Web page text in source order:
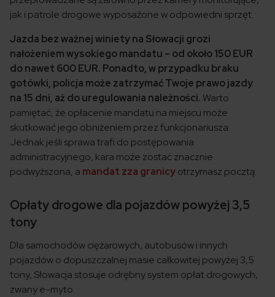
jak i patrole drogowe wyposażone w odpowiedni sprzęt.
Jazda bez ważnej winiety na Słowacji grozi
nałożeniem wysokiego mandatu – od około 150 EUR
do nawet 600 EUR. Ponadto, w przypadku braku
gotówki, policja może zatrzymać Twoje prawo jazdy
na 15 dni, aż do uregulowania należności. Warto
pamiętać, że opłacenie mandatu na miejscu może
skutkować jego obniżeniem przez funkcjonariusza.
Jednak jeśli sprawa trafi do postępowania
administracyjnego, kara może zostać znacznie
podwyższona, a mandat zza granicyotrzymasz pocztą.
Opłaty drogowe dla pojazdów powyżej 3,5
tony
Dla samochodów ciężarowych, autobusów i innych
pojazdów o dopuszczalnej masie całkowitej powyżej 3,5
tony, Słowacja stosuje odrębny system opłat drogowych,
zwany e-myto.